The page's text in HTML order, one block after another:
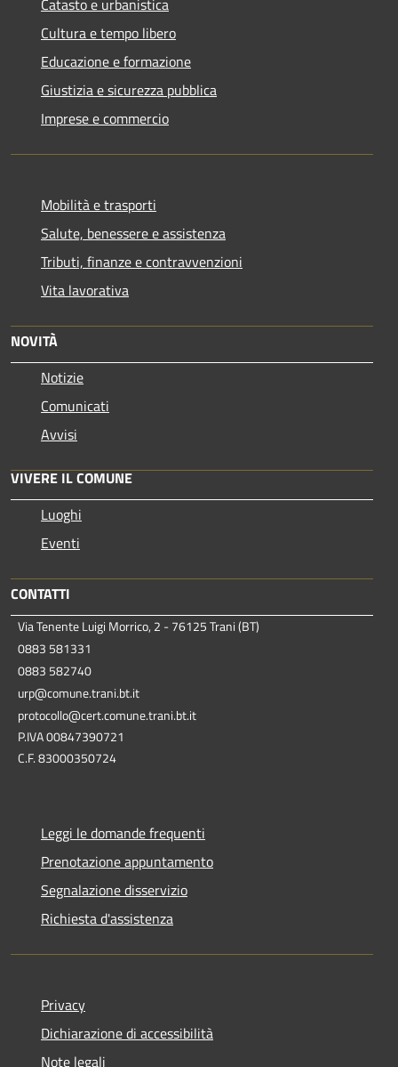
Cultura e tempo libero
Educazione e formazione
Giustizia e sicurezza pubblica
Imprese e commercio
Mobilità e trasporti
Salute, benessere e assistenza
Tributi, finanze e contravvenzioni
Vita lavorativa
NOVITÀ
Notizie
Comunicati
Avvisi
VIVERE IL COMUNE
Luoghi
Eventi
CONTATTI
Via Tenente Luigi Morrico, 2 - 76125 Trani (BT)
0883 581331
0883 582740
urp@comune.trani.bt.it
protocollo@cert.comune.trani.bt.it
P.IVA 00847390721
C.F. 83000350724
Leggi le domande frequenti
Prenotazione appuntamento
Segnalazione disservizio
Richiesta d'assistenza
Privacy
Dichiarazione di accessibilità
Note legali